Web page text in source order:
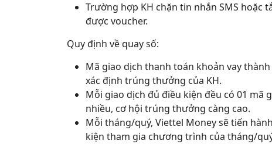
Trường hợp KH chặn tin nhắn SMS
được voucher.
Quy định về quay số:
Mã giao dịch thanh toán khoản vay
xác định trúng thưởng của KH.
Mỗi giao dịch đủ điều kiện đều có 01 mã
nhiều, cơ hội trúng thưởng càng cao.
Mỗi tháng/quý, Viettel Money sẽ tiến
kiện tham gia chương trình của tháng/